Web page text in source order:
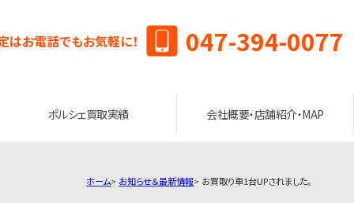
はお電話でもお気軽に！ 047-394-0077
ポルシェ買取実績 会社概要・店舗紹介・MAP
ホーム お知らせ＆最新情報 お買取り車1台UPされました。